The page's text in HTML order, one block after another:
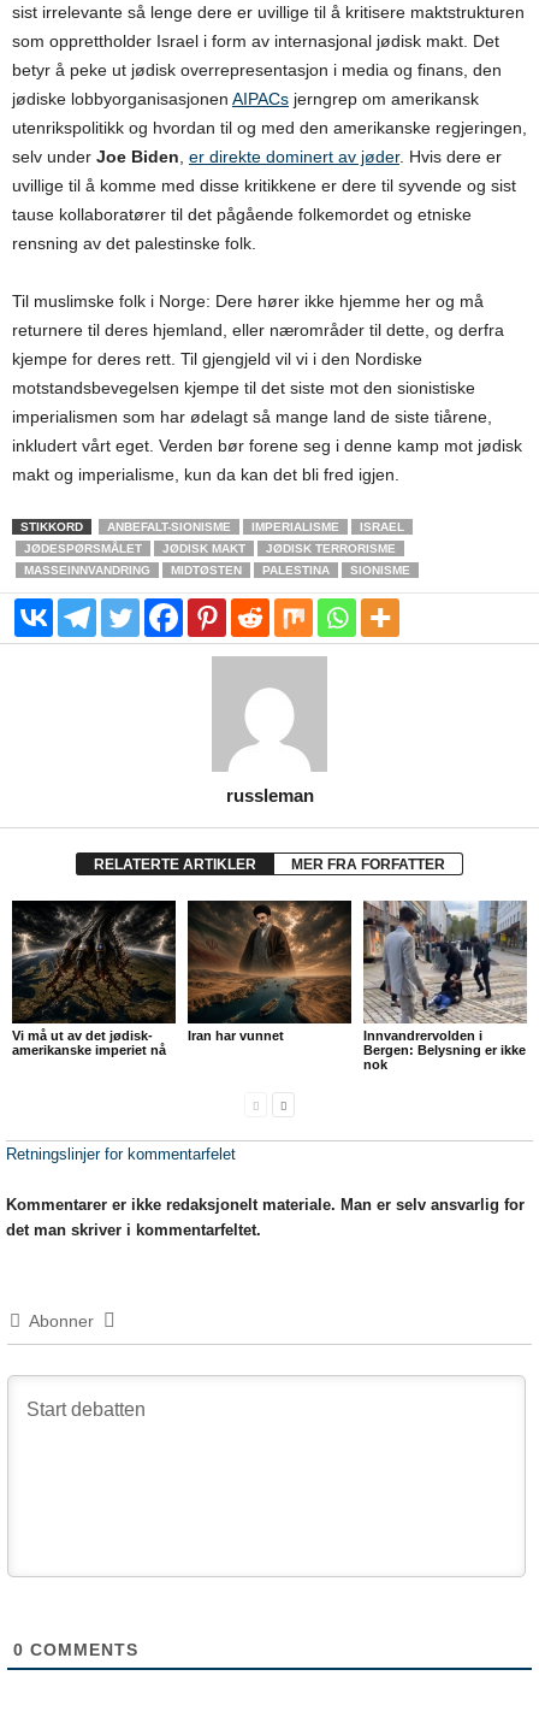
sist irrelevante så lenge dere er uvillige til å kritisere maktstrukturen
som opprettholder Israel i form av internasjonal jødisk makt. Det
betyr å peke ut jødisk overrepresentasjon i media og finans, den
jødiske lobbyorganisasjonen AIPACs jerngrep om amerikansk
utenrikspolitikk og hvordan til og med den amerikanske regjeringen,
selv under Joe Biden er direkte dominert av jøder. Hvis dere er
uvillige til å komme med disse kritikkene er dere til syvende og sist
tause kollaboratører til det pågående folkemordet og etniske
rensning av det palestinske folk.
Til muslimske folk i Norge: Dere hører ikke hjemme her og må
returnere til deres hjemland, eller nærområder til dette, og derfra
kjempe for deres rett. Til gjengjeld vil vi i den Nordiske
motstandsbevegelsen kjempe til det siste mot den sionistiske
imperialismen som har ødelagt så mange land de siste tiårene,
inkludert vårt eget. Verden bør forene seg i denne kamp mot jødisk
makt og imperialisme, kun da kan det bli fred igjen.
STIKKORD ANBEFALT-SIONISME IMPERIALISME
ISRAEL
JØDESPØRSMÅLET
JØDISK MAKT
JØDISK TERRORISME
MASSEINNVANDRING
MIDTØSTEN PALESTINA SIONISME
russleman
RELATERTE ARTIKLER MER FRA FORFATTER
Vi må ut av det jødisk-
amerikanske imperiet nå
Iran har vunnet
Innvandrervolden i
Bergen: Belysning er ikke
nok
Retningslinjer for kommentarfelet
Kommentarer er ikke redaksjonelt materiale. Man er selv ansvarlig for
det man skriver i kommentarfeltet.
Abonner
0 COMMENTS